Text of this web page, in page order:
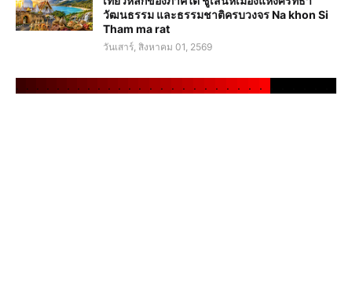
วัฒนธรรม และธรรมชาติครบวงจร Na khon Si
Tham ma rat
วันเสาร์, สิงหาคม 01, 2569
. . . . . . . . . . . . . . . . . . . . . . . .